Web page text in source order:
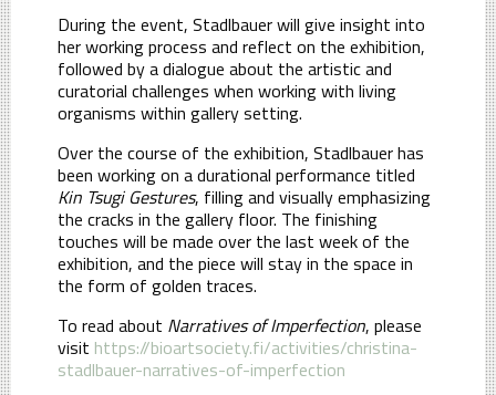
During the event, Stadlbauer will give insight into
her working process and reflect on the exhibition,
followed by a dialogue about the artistic and
curatorial challenges when working with living
organisms within gallery setting.
Over the course of the exhibition, Stadlbauer has
been working on a durational performance titled
Kin Tsugi Gestures, filling and visually emphasizing
the cracks in the gallery floor. The finishing
touches will be made over the last week of the
exhibition, and the piece will stay in the space in
the form of golden traces.
To read about Narratives of Imperfection, please
visit https://bioartsociety.fi/activities/christina-
stadlbauer-narratives-of-imperfection